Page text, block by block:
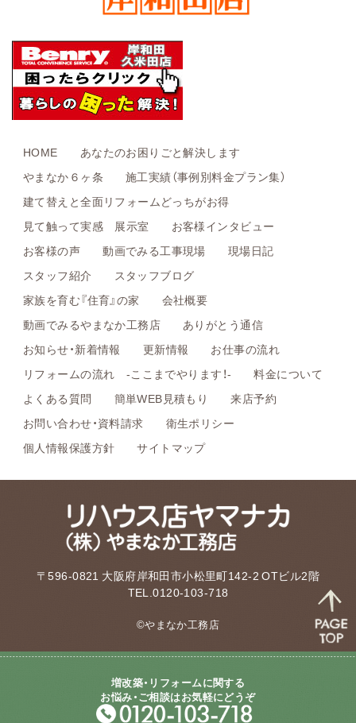
HOME
あなたのお困りごと解決します
やまなか６ヶ条
施工実績（事例別料金プラン集）
建て替えと全面リフォームどっちがお得
見て触って実感 展示室
お客様インタビュー
お客様の声
動画でみる工事現場
現場日記
スタッフ紹介
スタッフブログ
家族を育む『住育』の家
会社概要
動画でみるやまなか工務店
ありがとう通信
お知らせ・新着情報
更新情報
お仕事の流れ
リフォームの流れ -ここまでやります！-
料金について
よくある質問
簡単WEB見積もり
来店予約
お問い合わせ・資料請求
衛生ポリシー
個人情報保護方針
サイトマップ
〒596-0821 大阪府岸和田市小松里町142-2 OTビル2階
TEL.0120-103-718
©やまなか工務店
増改築・リフォームに関する
お悩み・ご相談はお気軽にどうぞ